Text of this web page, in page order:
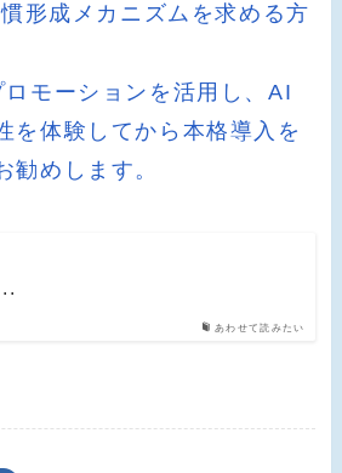
形成メカニズムを求める方
モーションを活用し、AI
を体験してから本格導入を
勧めします。
あわせて読みたい